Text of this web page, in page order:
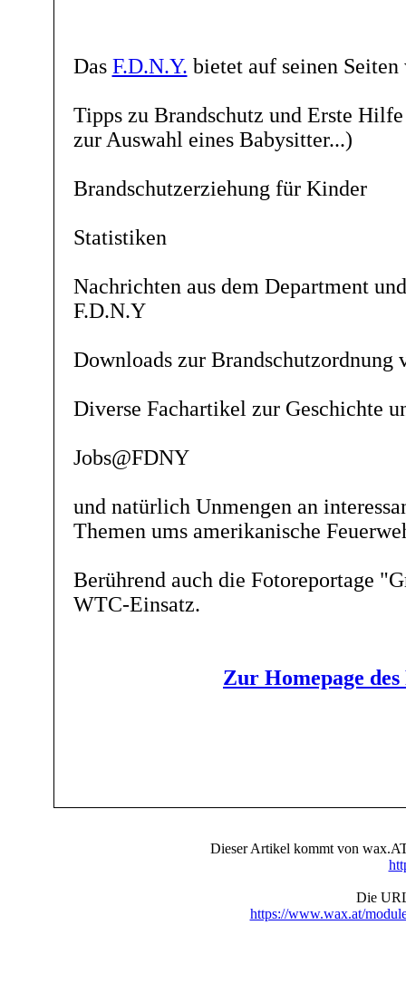
Das F.D.N.Y. bietet auf seinen Seiten
Tipps zu Brandschutz und Erste
zur Auswahl eines Babysitter...)
Brandschutzerziehung für Kinder
Statistiken
Nachrichten aus dem Department
F.D.N.Y
Downloads zur Brandschutzordnung
Diverse Fachartikel zur Geschichte
Jobs@FDNY
und natürlich Unmengen an
Themen ums amerikanische
Berührend auch die Fotoreportage
WTC-Einsatz.
Zur Homepage
Dieser Artikel kommt von
Die
https://www.wax.at/